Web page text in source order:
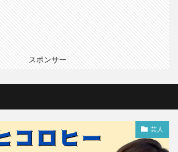
スポンサー
芸人